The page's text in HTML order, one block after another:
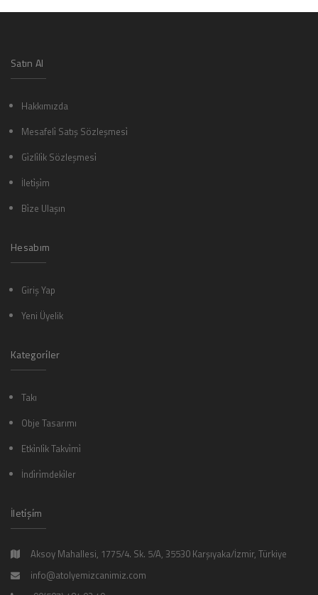
Satın Al
Hakkımızda
Mesafeli̇ Satış Sözleşmesi̇
Gi̇zli̇li̇k Sözleşmesi̇
İleti̇şi̇m
Bi̇ze Ulaşın
Hesabım
Giriş Yap
Yeni Üyelik
Kategori̇ler
Takı
Obje Tasarımı
Etki̇nli̇k Takvi̇mi̇
İndi̇ri̇mdeki̇ler
İleti̇şi̇m
Aksoy Mahallesi, 1775/4. Sk. 5/A, 35530 Karşıyaka/İzmir, Türkiye
info@atolyemizcanimiz.com